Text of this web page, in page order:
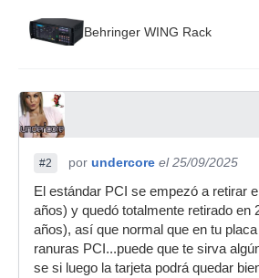
Behringer WING Rack
#2 por undercore el 25/09/2025
El estándar PCI se empezó a retirar
años) y quedó totalmente retirado en
años), así que normal que en tu
ranuras PCI...puede que te sirva
se si luego la tarjeta podrá quedar